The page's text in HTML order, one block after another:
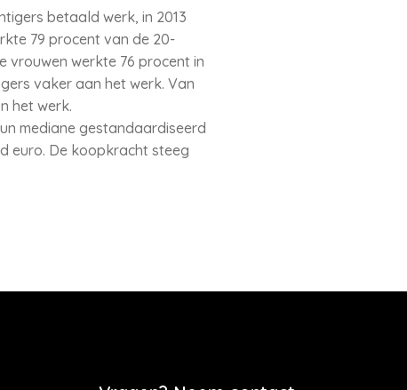
betaald werk, in 2013
79 procent van de 20-
vrouwen werkte 76 procent in
vaker aan het werk. Van
het werk.
mediane gestandaardiseerd
euro. De koopkracht steeg